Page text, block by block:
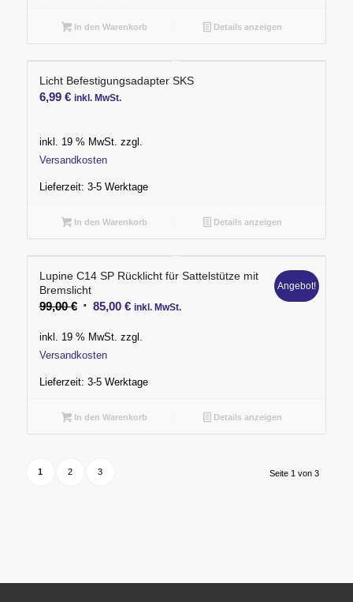
In den Warenkorb Details anzeigen
Licht Befestigungsadapter SKS
6,99 € inkl. MwSt.
inkl. 19 % MwSt. zzgl.
Versandkosten
Lieferzeit: 3-5 Werktage
In den Warenkorb Details anzeigen
Lupine C14 SP Rücklicht für Sattelstütze mit
Bremslicht
99,00€ Ursprünglicher
war:
99,00 €
85,00 €Aktueller
ist:
inkl. MwSt.
Angebot!
inkl. 19 % MwSt. zzgl.
Versandkosten
Lieferzeit: 3-5 Werktage
In den Warenkorb Details anzeigen
Seite 1 von 3
1 2 3